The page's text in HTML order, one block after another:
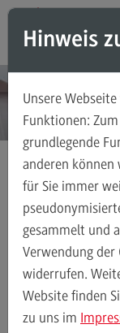
Direkt zum Inhalt
Direkt zum
Direkt zum Footer
Accounting,
Accounting,
Kontakt
Advanced
Advanced
Hinweis
Unsere
Funktionen:
grundlegende
anderen können
für Sie immer
gesammelt und
Verwendung der
widerrufen.
Website finden
zu uns im